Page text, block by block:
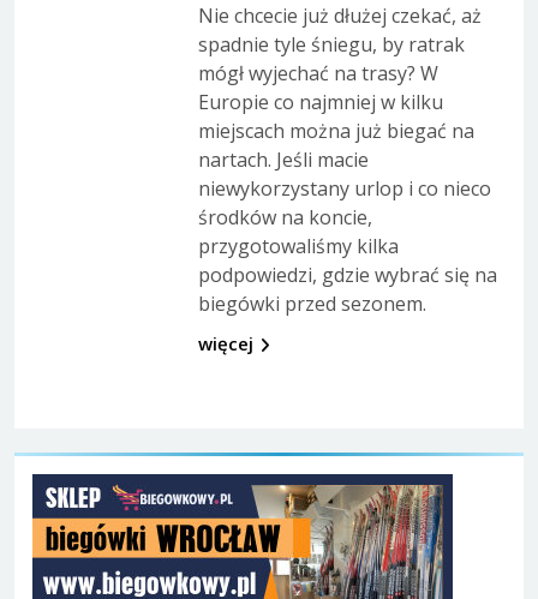
Nie chcecie już dłużej czekać, aż
spadnie tyle śniegu, by ratrak
mógł wyjechać na trasy? W
Europie co najmniej w kilku
miejscach można już biegać na
nartach. Jeśli macie
niewykorzystany urlop i co nieco
środków na koncie,
przygotowaliśmy kilka
podpowiedzi, gdzie wybrać się na
biegówki przed sezonem.
więcej